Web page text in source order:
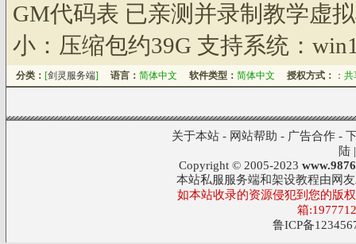
GM代码表 已亲测并录制教学虚
小：压缩包约39G 支持系统：
分类： [剑灵服务端] 语言： 简体中文 软件类型： 简体中文 授权方式： ： 共
关于本站- 网站帮助 - 广告合作-
陆
Copyright © 2005-2023
本站私服服务端和架设教程由网
如本站收录的资源侵犯到您的版
箱
鲁ICP备